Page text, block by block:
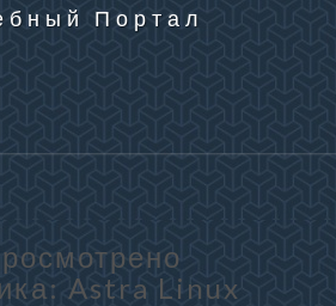
Портал
Astra Linux